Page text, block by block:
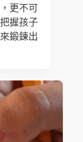
更不可
握孩子
鍛鍊出